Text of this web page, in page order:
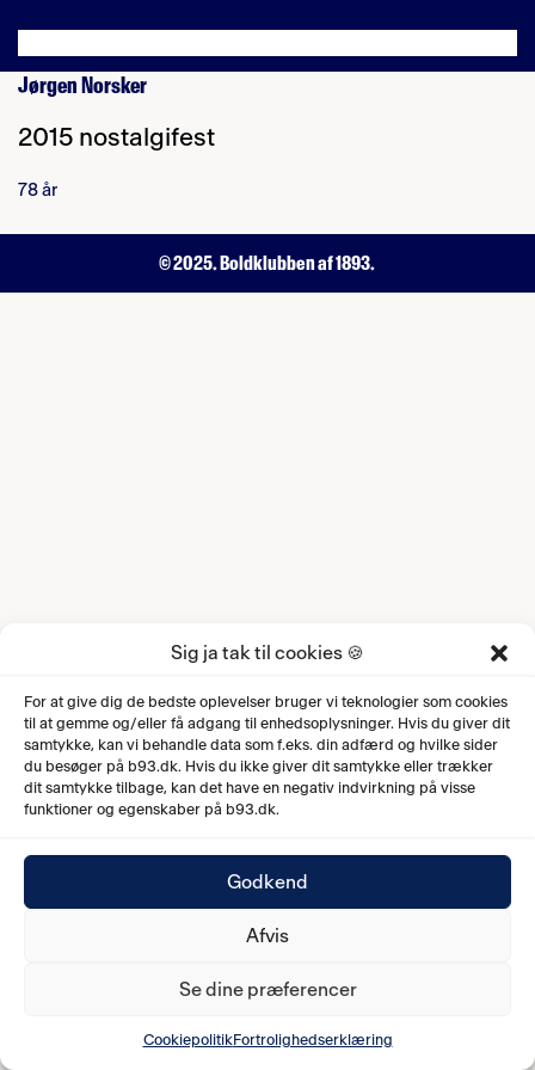
Sig ja tak til cookies 🍪
For at give dig de bedste oplevelser bruger vi teknologier som cookies
til at gemme og/eller få adgang til enhedsoplysninger. Hvis du giver dit
samtykke, kan vi behandle data som f.eks. din adfærd og hvilke sider
du besøger på b93.dk. Hvis du ikke giver dit samtykke eller trækker
dit samtykke tilbage, kan det have en negativ indvirkning på visse
funktioner og egenskaber på b93.dk.
Godkend
Afvis
Se dine præferencer
CookiepolitikFortrolighedserklæring
Jørgen Norsker
2015 nostalgifest
78 år
© 2025. Boldklubben af 1893.